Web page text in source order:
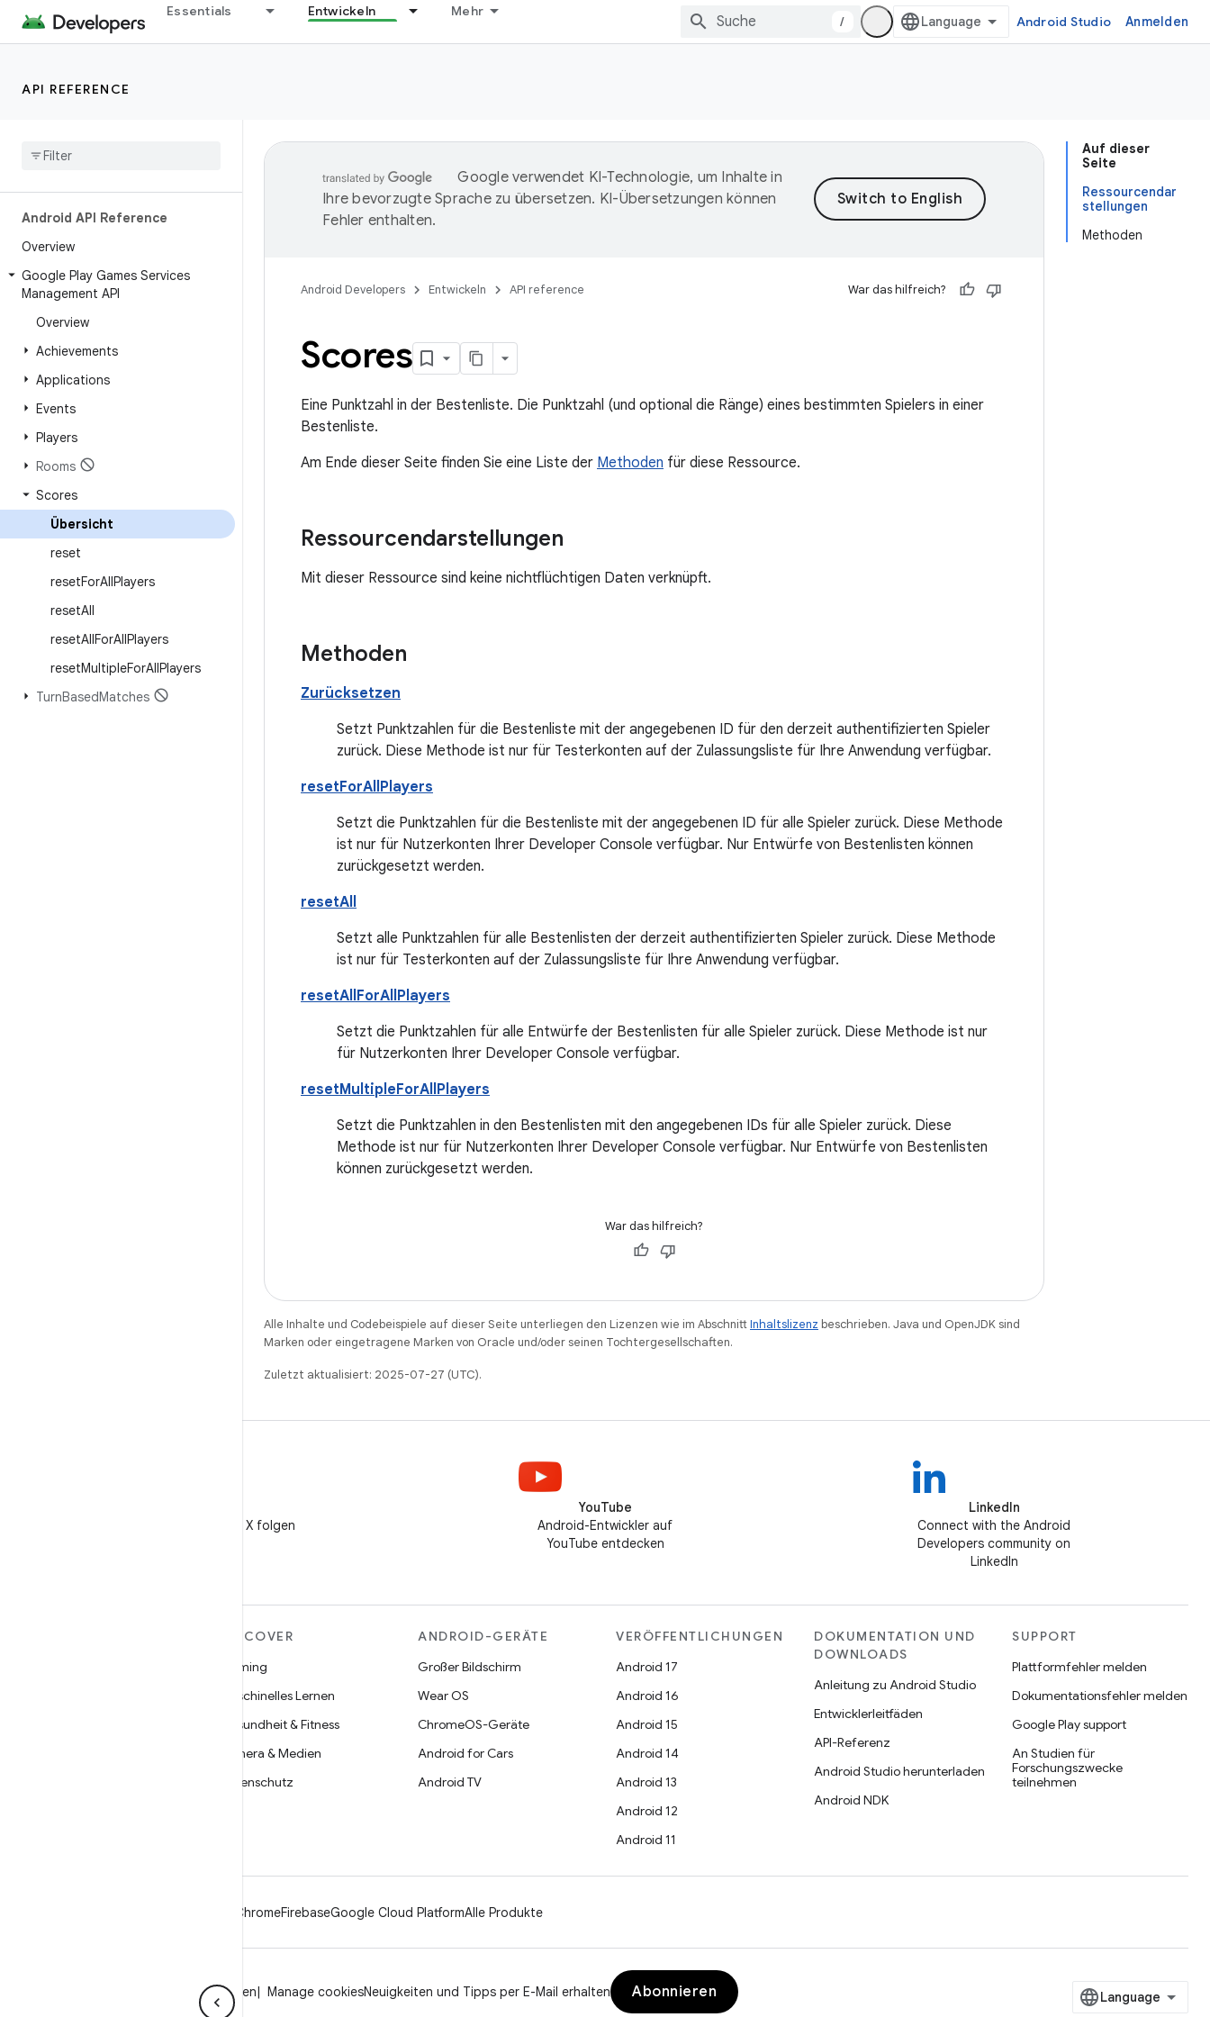
Essentials Entwickeln Mehr
/ Android Studio Anmelden
API REFERENCE
Android API Reference
Overview
Google Play Games Services
Management API
Overview
Achievements
Applications
Events
Players
Rooms
Scores
Übersicht
reset
resetForAllPlayers
resetAll
resetAllForAllPlayers
resetMultipleForAllPlayers
TurnBasedMatches
Auf dieser
Seite
Ressourcendar
stellungen
Methoden
Google verwendet KI-Technologie, um Inhalte in
Ihre bevorzugte Sprache zu übersetzen. KI-Übersetzungen können
Fehler enthalten.
Android Developers Entwickeln API reference War das hilfreich?
Scores
Eine Punktzahl in der Bestenliste. Die Punktzahl (und optional die Ränge) eines bestimmten Spielers in einer
Bestenliste.
Am Ende dieser Seite finden Sie eine Liste der Methoden für diese Ressource.
Ressourcendarstellungen
Mit dieser Ressource sind keine nichtflüchtigen Daten verknüpft.
Methoden
Zurücksetzen
Setzt Punktzahlen für die Bestenliste mit der angegebenen ID für den derzeit authentifizierten Spieler
zurück. Diese Methode ist nur für Testerkonten auf der Zulassungsliste für Ihre Anwendung verfügbar.
resetForAllPlayers
Setzt die Punktzahlen für die Bestenliste mit der angegebenen ID für alle Spieler zurück. Diese Methode
ist nur für Nutzerkonten Ihrer Developer Console verfügbar. Nur Entwürfe von Bestenlisten können
zurückgesetzt werden.
resetAll
Setzt alle Punktzahlen für alle Bestenlisten der derzeit authentifizierten Spieler zurück. Diese Methode
ist nur für Testerkonten auf der Zulassungsliste für Ihre Anwendung verfügbar.
resetAllForAllPlayers
Setzt die Punktzahlen für alle Entwürfe der Bestenlisten für alle Spieler zurück. Diese Methode ist nur
für Nutzerkonten Ihrer Developer Console verfügbar.
resetMultipleForAllPlayers
Setzt die Punktzahlen in den Bestenlisten mit den angegebenen IDs für alle Spieler zurück. Diese
Methode ist nur für Nutzerkonten Ihrer Developer Console verfügbar. Nur Entwürfe von Bestenlisten
können zurückgesetzt werden.
War das hilfreich?
Alle Inhalte und Codebeispiele auf dieser Seite unterliegen den Lizenzen wie im AbschnittInhaltslizenz beschrieben. Java und OpenJDK sind
Marken oder eingetragene Marken von Oracle und/oder seinen Tochtergesellschaften.
Zuletzt aktualisiert: 2025-07-27 (UTC).
@AndroidDev auf X folgen
YouTube
Android-Entwickler auf
YouTube entdecken
LinkedIn
Connect with the Android
Developers community on
LinkedIn
DISCOVER
Gaming
Maschinelles Lernen
Gesundheit & Fitness
Kamera & Medien
Datenschutz
ANDROID-GERÄTE
Großer Bildschirm
Wear OS
ChromeOS-Geräte
Android for Cars
Android TV
VERÖFFENTLICHUNGEN
Android 17
Android 16
Android 15
Android 14
Android 13
Android 12
Android 11
DOKUMENTATION UND
DOWNLOADS
Anleitung zu Android Studio
Entwicklerleitfäden
API-Referenz
Android Studio herunterladen
Android NDK
SUPPORT
Plattformfehler melden
Dokumentationsfehler melden
Google Play support
An Studien für
Forschungszwecke
teilnehmen
ChromeFirebaseGoogle Cloud PlatformAlle Produkte
Markenrichtlinien Manage cookiesNeuigkeiten und Tipps per E-Mail erhalten Abonnieren